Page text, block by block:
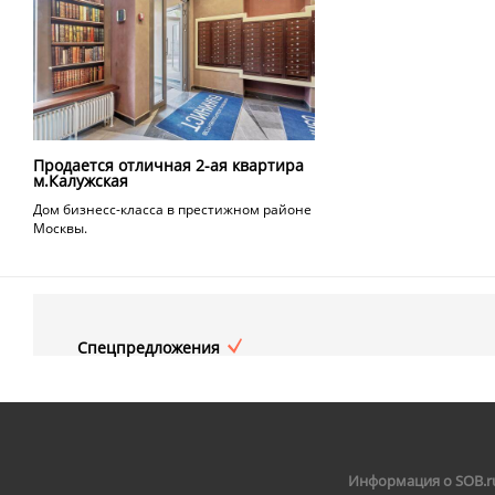
Продается отличная 2-ая квартира
м.Калужская
Дом бизнесс-класса в престижном районе
Москвы.
Спецпредложения
Информация о